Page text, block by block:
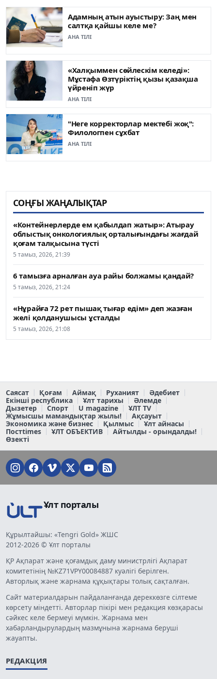
Адамның атын ауыстыру: Заң мен
салтқа қайшы келе ме?
АНА ТІЛІ
«Халқыммен сөйлескім келеді»:
Мұстафа Өзтүріктің қызы қазақша
үйреніп жүр
АНА ТІЛІ
"Неге корректорлар мектебі жоқ":
Филологпен сұхбат
АНА ТІЛІ
СОҢҒЫ ЖАҢАЛЫҚТАР
«Контейнерлерде ем қабылдап жатыр»: Атырау
облыстық онкологиялық орталығындағы жағдай
қоғам талқысына түсті
5 тамыз, 2026, 21:39
6 тамызға арналған ауа райы болжамы қандай?
5 тамыз, 2026, 21:24
«Нұрайға 72 рет пышақ тығар едім» деп жазған
желі қолданушысы ұсталды
5 тамыз, 2026, 21:08
Саясат Қоғам Аймақ Руханият
Әдебиет
Екінші республика
Ұлт тарихы
Әлемде
Дызетер
Спорт U magazine
ҰЛТ TV
Жұмысшы мамандықтар жылы!
Ақсауыт
Экономика және бизнес
Қылмыс
Ұлт айнасы
Постtimes
ҰЛТ ОБЪЕКТИВ
Айтылды - орындалды!
Өзекті
Ұлт порталы
Құрылтайшы: «Tengri Gold» ЖШС
2012-2026 © Ұлт порталы
ҚР Ақпарат және қоғамдық даму министрлігі Ақпарат
комитетінің №KZ71VPY00084887 куәлігі берілген.
Авторлық және жарнама құқықтары толық сақталған.
Сайт материалдарын пайдаланғанда дереккөзге сілтеме
көрсету міндетті. Авторлар пікірі мен редакция көзқарасы
сәйкес келе бермеуі мүмкін. Жарнама мен
хабарландырулардың мазмұнына жарнама беруші
жауапты.
РЕДАКЦИЯ